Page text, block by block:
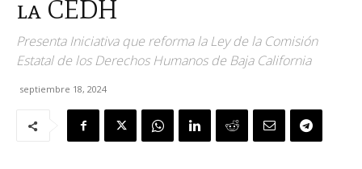
la CEDH
Presenta Iniciativa que reforma la Ley de la Comisión
Estatal de los Derechos Humanos de Baja California
septiembre 18, 2024